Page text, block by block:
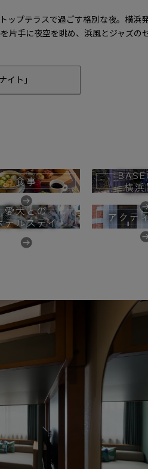
ップテラスで過ごす格別な夜。横浜
片手に夜空を眺め、浜風とジャズの
イト」
食事
横
愛犬との
テルステイ
アクテ